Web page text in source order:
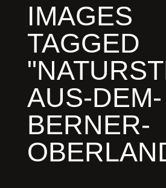
IMAGES
TAGGED
AUS-DEM-
BERNER-